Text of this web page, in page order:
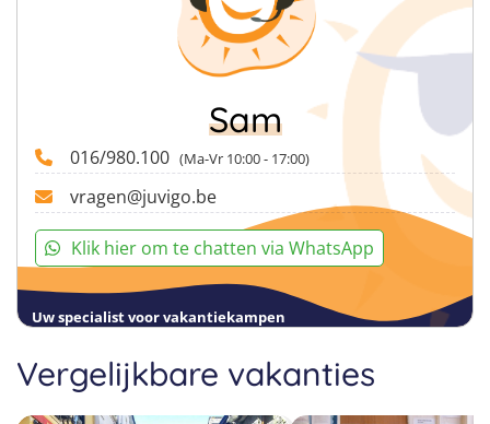
Sam
016/980.100 (Ma-Vr 10:00 - 17:00)
vragen@juvigo.be
Klik hier om te chatten via WhatsApp
Uw specialist voor vakantiekampen
Vergelijkbare vakanties